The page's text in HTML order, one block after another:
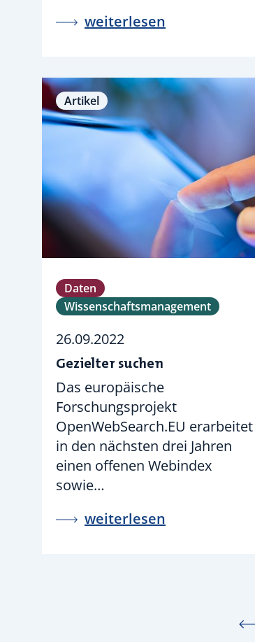
weiterlesen
Artikel
Daten
Wissenschaftsmanagement
26.09.2022
Gezielter suchen
Das europäische
Forschungsprojekt
OpenWebSearch.EU erarbeitet
in den nächsten drei Jahren
einen offenen Webindex
sowie…
weiterlesen